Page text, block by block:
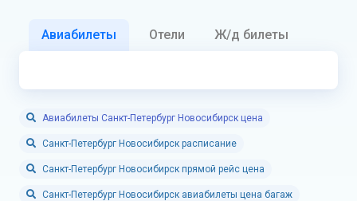
Авиабилеты Отели Ж/д билеты
Авиабилеты Санкт-Петербург Новосибирск цена
Санкт-Петербург Новосибирск расписание
Санкт-Петербург Новосибирск прямой рейс цена
Санкт-Петербург Новосибирск авиабилеты цена багаж